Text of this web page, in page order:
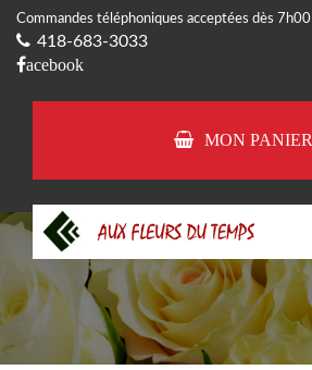
Commandes téléphoniques acceptées dès 7h00
418-683-3033
acebook
MON PANIER